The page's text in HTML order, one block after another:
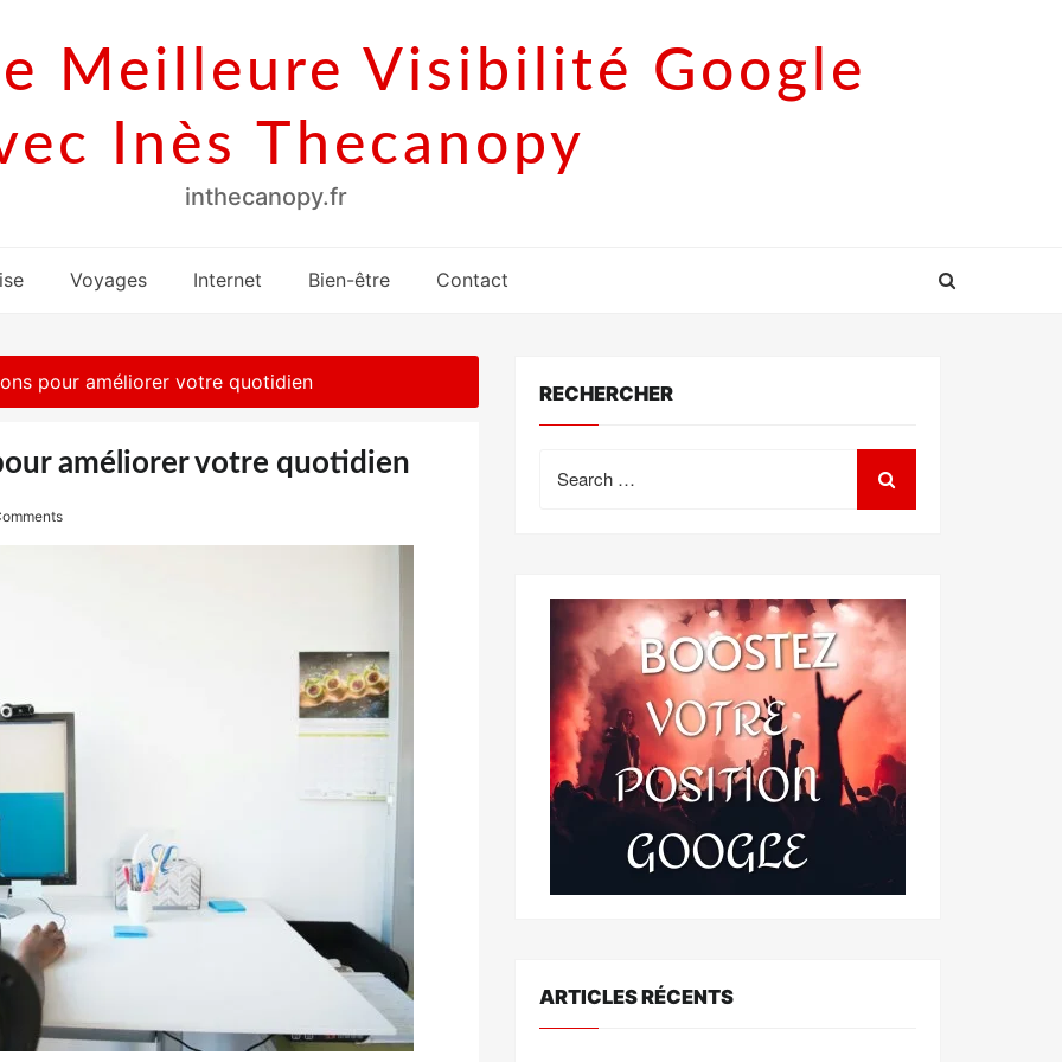
Meilleure Visibilité Google
Inès Thecanopy
inthecanopy.fr
Voyages Internet Bien-être Contact
pour améliorer votre quotidien
améliorer votre quotidien
RECHERCHER
for:
ARTICLES RÉCENTS